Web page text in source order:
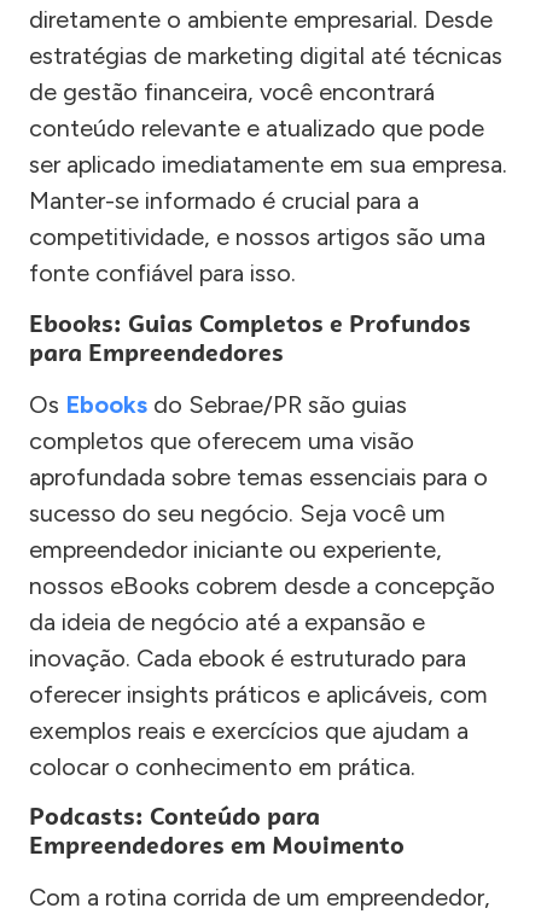
diretamente o ambiente empresarial. Desde
estratégias de marketing digital até técnicas
de gestão financeira, você encontrará
conteúdo relevante e atualizado que pode
ser aplicado imediatamente em sua empresa.
Manter-se informado é crucial para a
competitividade, e nossos artigos são uma
fonte confiável para isso.
Ebooks: Guias Completos e Profundos
para Empreendedores
Os Ebooks do Sebrae/PR são guias
completos que oferecem uma visão
aprofundada sobre temas essenciais para o
sucesso do seu negócio. Seja você um
empreendedor iniciante ou experiente,
nossos eBooks cobrem desde a concepção
da ideia de negócio até a expansão e
inovação. Cada ebook é estruturado para
oferecer insights práticos e aplicáveis, com
exemplos reais e exercícios que ajudam a
colocar o conhecimento em prática.
Podcasts: Conteúdo para
Empreendedores em Movimento
Com a rotina corrida de um empreendedor,